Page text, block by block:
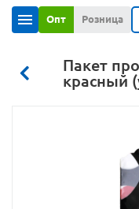
Опт Розница
Пакет
красный